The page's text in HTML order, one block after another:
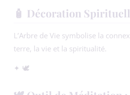
🧴 Décoration
L’Arbre de Vie symbolise la
terre, la vie et la spiritualité.
✦ 🕊️